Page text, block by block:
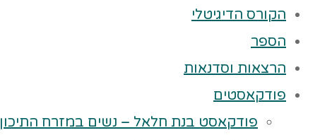
הקורס הדיגיטלי
הספר
הרצאות וסדנאות
פודקאסטים
פודקאסט בנת חלאל – נשים במזרח התיכון